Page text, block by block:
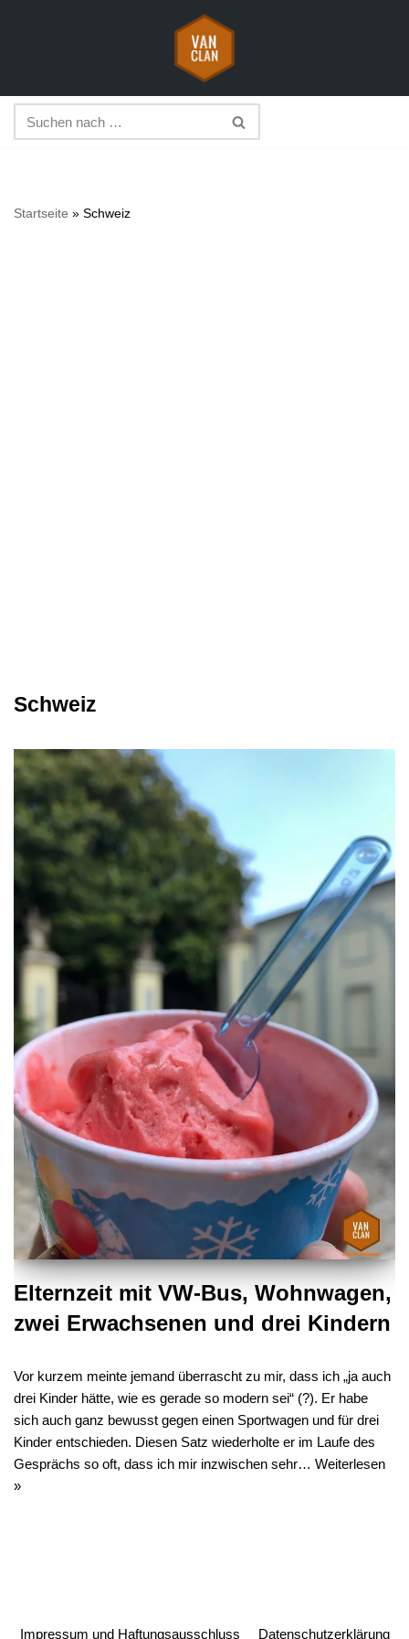
springen
Startseite » Schweiz
Schweiz
Elternzeit mit VW-Bus, Wohnwagen,
zwei Erwachsenen und drei Kindern
Vor kurzem meinte jemand überrascht zu mir, dass ich „ja auch
drei Kinder hätte, wie es gerade so modern sei“ (?). Er habe
sich auch ganz bewusst gegen einen Sportwagen und für drei
Kinder entschieden. Diesen Satz wiederholte er im Laufe des
Gesprächs so oft, dass ich mir inzwischen sehr… Weiterlesen
»
Impressum und Haftungsausschluss Datenschutzerklärung